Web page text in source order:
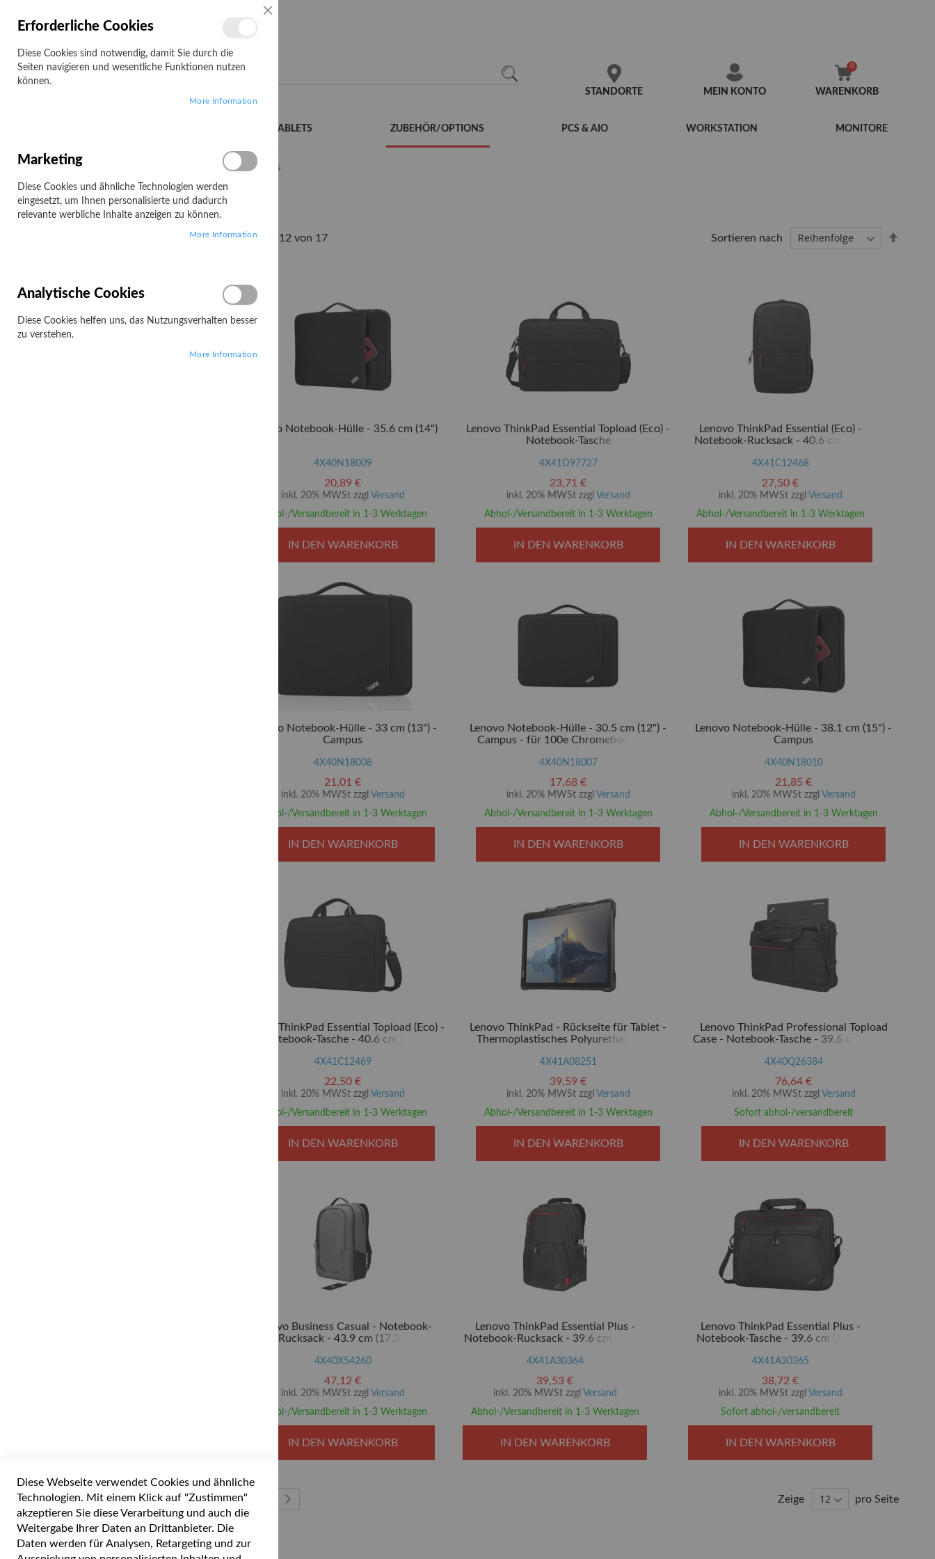
MEIN KONTO
STANDORTE WARENKORB
NOTEBOOKS/TABLETS ZUBEHÖR/OPTIONS PCS & AIO WORKSTATION MONITORE
Startseite Cases, Backpacks, Sleeves
Cases, Backpacks, Sleeves
Artikel 12 von 17 Sortieren nach
Lenovo Notebook-Hülle - 35.6 cm (14")
4X40N18009
20,89 €
inkl. 20% MWSt zzgl Versand
Abhol-/Versandbereit in 1-3 Werktagen
IN DEN WARENKORB
Lenovo ThinkPad Essential Topload (Eco) -
Notebook-Tasche
4X41D97727
23,71 €
inkl. 20% MWSt zzgl Versand
Abhol-/Versandbereit in 1-3 Werktagen
IN DEN WARENKORB
Lenovo ThinkPad Essential (Eco) -
Notebook-Rucksack - 40.6 cm (16")
4X41C12468
27,50 €
inkl. 20% MWSt zzgl Versand
Abhol-/Versandbereit in 1-3 Werktagen
IN DEN WARENKORB
Lenovo Notebook-Hülle - 33 cm (13") -
Campus
4X40N18008
21,01 €
inkl. 20% MWSt zzgl Versand
Abhol-/Versandbereit in 1-3 Werktagen
IN DEN WARENKORB
Lenovo Notebook-Hülle - 30.5 cm (12") -
Campus - für 100e Chromebook (2nd
4X40N18007
17,68 €
inkl. 20% MWSt zzgl Versand
Abhol-/Versandbereit in 1-3 Werktagen
IN DEN WARENKORB
Lenovo Notebook-Hülle - 38.1 cm (15") -
Campus
4X40N18010
21,85 €
inkl. 20% MWSt zzgl Versand
Abhol-/Versandbereit in 1-3 Werktagen
IN DEN WARENKORB
Lenovo ThinkPad Essential Topload (Eco) -
Notebook-Tasche - 40.6 cm (16")
4X41C12469
22,50 €
inkl. 20% MWSt zzgl Versand
Abhol-/Versandbereit in 1-3 Werktagen
IN DEN WARENKORB
Lenovo ThinkPad - Rückseite für Tablet -
Thermoplastisches Polyurethan (TPU)
4X41A08251
39,59 €
inkl. 20% MWSt zzgl Versand
Abhol-/Versandbereit in 1-3 Werktagen
IN DEN WARENKORB
Lenovo ThinkPad Professional Topload
Case - Notebook-Tasche - 39.6 cm (15.6")
4X40Q26384
76,64 €
inkl. 20% MWSt zzgl Versand
Sofort abhol-/versandbereit
IN DEN WARENKORB
Lenovo Business Casual - Notebook-
Rucksack - 43.9 cm (17.3")
4X40X54260
47,12 €
inkl. 20% MWSt zzgl Versand
Abhol-/Versandbereit in 1-3 Werktagen
IN DEN WARENKORB
Lenovo ThinkPad Essential Plus -
Notebook-Rucksack - 39.6 cm (15.6")
4X41A30364
39,53 €
inkl. 20% MWSt zzgl Versand
Abhol-/Versandbereit in 1-3 Werktagen
IN DEN WARENKORB
Lenovo ThinkPad Essential Plus -
Notebook-Tasche - 39.6 cm (15.6")
4X41A30365
38,72 €
inkl. 20% MWSt zzgl Versand
Sofort abhol-/versandbereit
IN DEN WARENKORB
Seite
Sie lesen gerade die Seite
1 Zeige pro Seite
11,00 €
17 Produkte
Erforderliche Cookies
Diese Cookies sind notwendig, damit Sie durch die
Seiten navigieren und wesentliche Funktionen nutzen
können.
More Information
Marketing
Diese Cookies und ähnliche Technologien werden
eingesetzt, um Ihnen personalisierte und dadurch
relevante werbliche Inhalte anzeigen zu können.
More Information
Analytische Cookies
Diese Cookies helfen uns, das Nutzungsverhalten besser
zu verstehen.
More Information
Diese Webseite verwendet Cookies und ähnliche
Technologien. Mit einem Klick auf "Zustimmen"
akzeptieren Sie diese Verarbeitung und auch die
Weitergabe Ihrer Daten an Drittanbieter. Die
Daten werden für Analysen, Retargeting und zur